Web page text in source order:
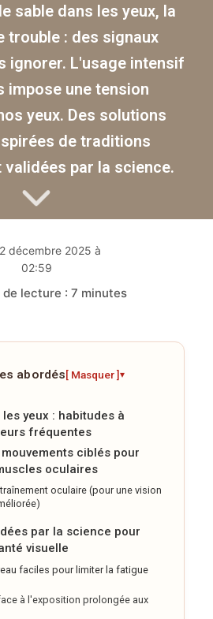
sable dans les yeux, la
trouble : des signaux
ignorer. L'usage intensif
impose une tension
yeux. Des solutions
de traditions
par la science.
décembre 2025 à
02:59
de lecture : 7 minutes
abordés[ Masquer ]▾
yeux : habitudes à
fréquentes
ciblés pour
oculaires
oculaire (pour une vision
par la science pour
visuelle
faciles pour limiter la fatigue
à l'exposition prolongée aux